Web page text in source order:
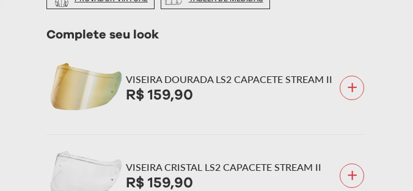
Complete seu look
VISEIRA DOURADA LS2 CAPACETE STREAM II
R$ 159,90 +
VISEIRA CRISTAL LS2 CAPACETE STREAM II
R$ 159,90 +